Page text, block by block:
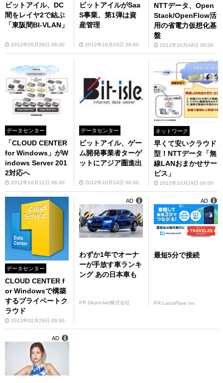
ビットアイル、DC
間をレイヤ2で結ぶ
「東阪間BI-VLAN」
2012年05月28日 06:00
ビットアイルがSaa
S事業、第1弾は資
産管理
2012年10月03日 06:00
NTTデータ、Open
Stack/OpenFlow活
用の省電力仮想化基
盤
2012年10月04日 06:00
データセンター
「CLOUD CENTER
for Windows」がW
indows Server 201
2対応へ
2012年10月11日 06:00
データセンター
ビットアイル、ゲー
ム開発事業者ターゲ
ットにアジア圏進出
2012年10月24日 06:00
ネットワーク
早くて安いクラウド
型！NTTデータ「無
線LANおまかせサー
ビス」
2012年10月29日 06:00
データセンター
CLOUD CENTER f
or Windowsで構築
するプライベートク
ラウド
2013年02月28日 09:00
わずか1年でオーナ
ーが手放す車ランキ
ング あの日本車も
PR Skyrocket株式会社
AD
最短5分で接続
PR LotusFlare Inc
AD
AD